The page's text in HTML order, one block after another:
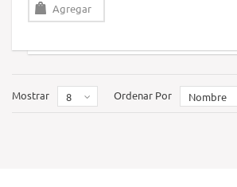
Agregar
Mostrar 8 Ordenar Por Nombre